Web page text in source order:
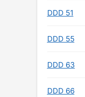
DDD 51
DDD 55
DDD 63
DDD 66